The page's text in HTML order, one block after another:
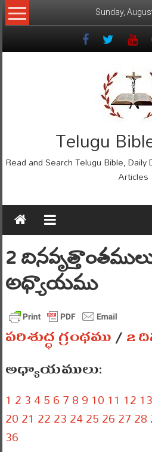
Skip
to
Sunday,
Telugu
Read and Search Telugu Bible,
Articles
2
అధ్యాయము
పరిశుద్ధ గ్రంథము/2
అధ్యాయములు:
1 23456789 10 11 12 13
2021 22232425262728
36